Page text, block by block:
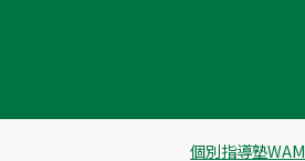
個別指導塾WAM